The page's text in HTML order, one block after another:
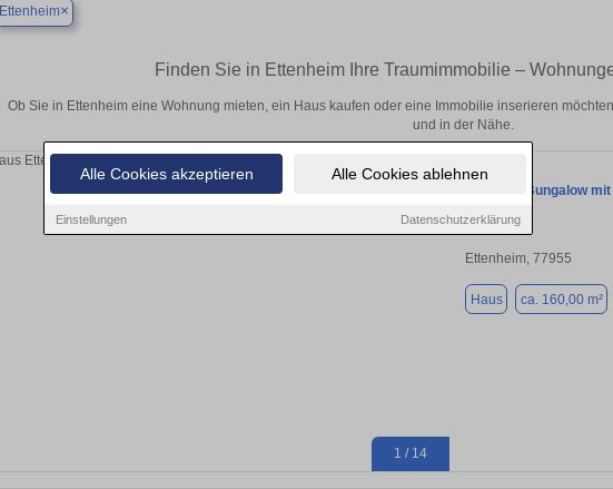
Alle Cookies akzeptieren Alle Cookies ablehnen
Einstellungen Datenschutzerklärung
Ettenheim×
Finden Sie in Ettenheim Ihre Traumimmobilie –
Ob Sie in Ettenheim eine Wohnung mieten, ein Haus kaufen oder eine Immobilie inserieren
und in der Nähe.
1 / 14
verkaufe Bungalow
Ettenheim, 77955
Haus ca. 160,00 m²